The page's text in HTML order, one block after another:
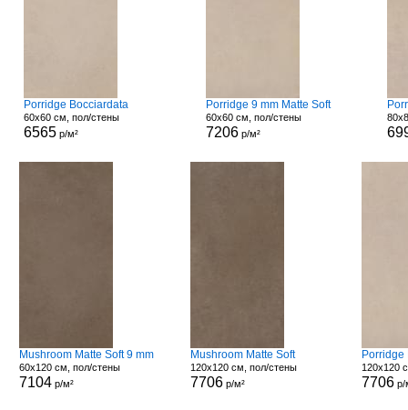
Porridge Bocciardata
60x60 см, пол/стены
6565 р/м²
Porridge 9 mm Matte Soft
60x60 см, пол/стены
7206р/м²
Mushroom Matte Soft 9 mm
60x120 см, пол/стены
7104р/м²
Mushroom Matte Soft
120x120 см, пол/стены
7706 р/м²
Porridge
120x120
7706 р/